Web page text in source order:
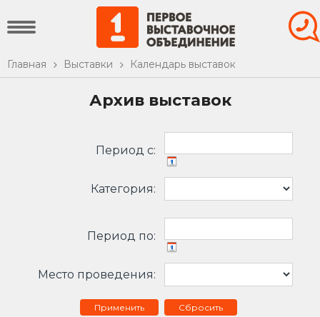
Главная Выставки Календарь выставок
Архив выставок
Период c:
Категория:
Период по:
Место проведения:
Сбросить